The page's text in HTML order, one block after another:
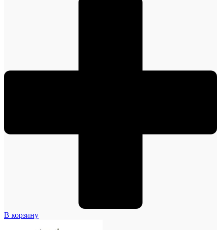
В корзину